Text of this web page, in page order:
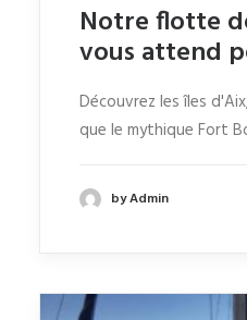
Notre flotte
vous attend
Découvrez les îles
que le mythique Fort
by Admin